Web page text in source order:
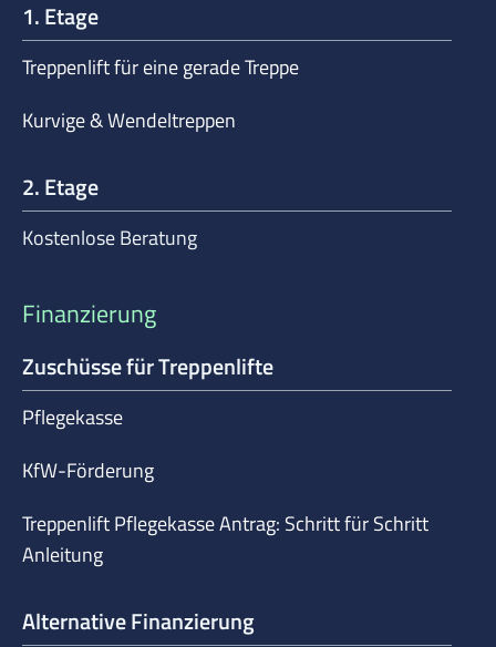
1. Etage
Treppenlift für eine gerade Treppe
Kurvige & Wendeltreppen
2. Etage
Kostenlose Beratung
Finanzierung
Zuschüsse für Treppenlifte
Pflegekasse
KfW-Förderung
Treppenlift Pflegekasse Antrag: Schritt für Schritt
Anleitung
Alternative Finanzierung